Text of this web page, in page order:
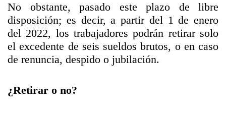
No obstante, pasado este plazo de libre
disposición; es decir, a partir del 1 de enero
del 2022, los trabajadores podrán retirar solo
el excedente de seis sueldos brutos, o en caso
de renuncia, despido o jubilación.
¿Retirar o no?